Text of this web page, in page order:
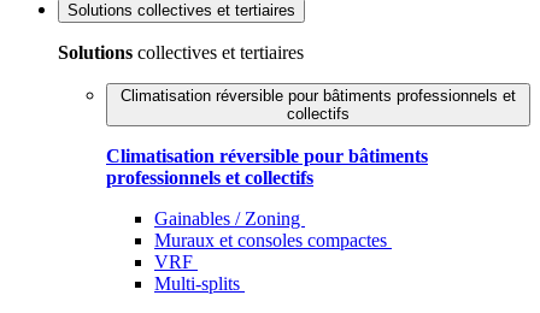
Solutions collectives et tertiaires
Solutions collectives et tertiaires
Climatisation réversible pour bâtiments professionnels et
collectifs
Climatisation réversible pour bâtiments
professionnels et collectifs
Gainables / Zoning
Muraux et consoles compactes
VRF
Multi-splits